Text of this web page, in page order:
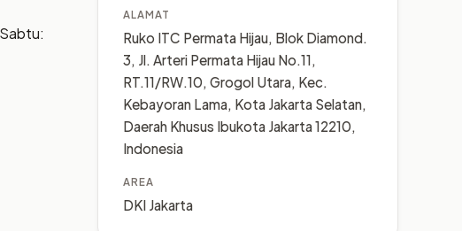
ALAMAT
Ruko ITC Permata Hijau, Blok Diamond.
3, Jl. Arteri Permata Hijau No.11,
RT.11/RW.10, Grogol Utara, Kec.
Kebayoran Lama, Kota Jakarta Selatan,
Daerah Khusus Ibukota Jakarta 12210,
Indonesia
AREA
DKI Jakarta